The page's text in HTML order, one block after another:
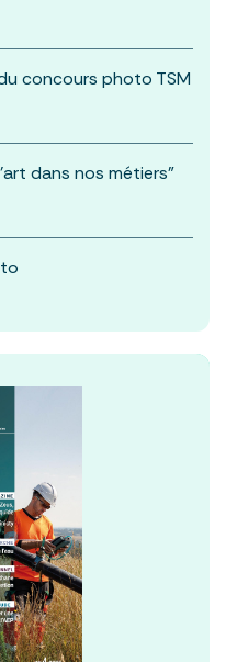
concours photo TSM
dans nos métiers"